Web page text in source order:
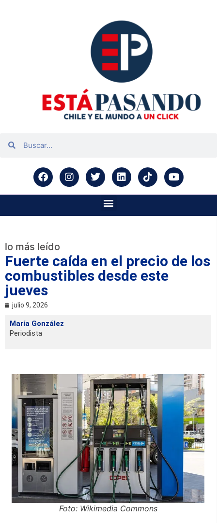
lo más leído
Fuerte caída en el precio de los
combustibles desde este
jueves
julio 9, 2026
María González
Periodista
Foto: Wikimedia Commons